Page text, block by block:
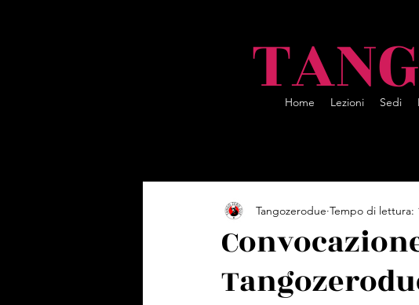
Home Lezioni Sedi
Tangozerodue Tempo di lettura: